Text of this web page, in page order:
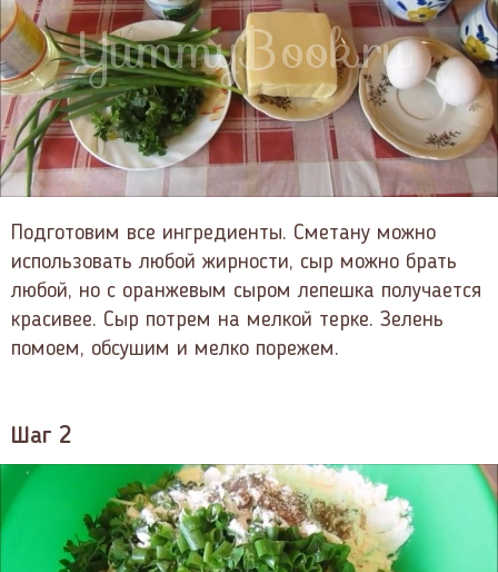
Подготовим все ингредиенты. Сметану можно
использовать любой жирности, сыр можно брать
любой, но с оранжевым сыром лепешка получается
красивее. Сыр потрем на мелкой терке. Зелень
помоем, обсушим и мелко порежем.
Шаг 2